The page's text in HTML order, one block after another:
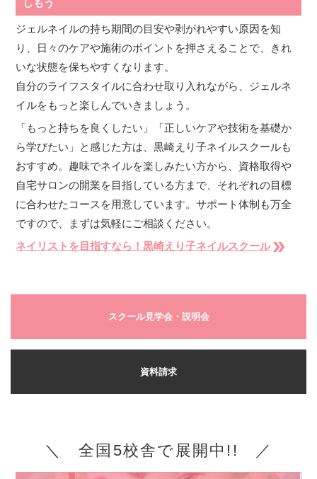
ジェルネイルの持ち期間の目安や剥がれやすい原因を知
り、日々のケアや施術のポイントを押さえることで、きれ
いな状態を保ちやすくなります。
自分のライフスタイルに合わせ取り入れながら、ジェルネ
イルをもっと楽しんでいきましょう。
「もっと持ちを良くしたい」「正しいケアや技術を基礎か
ら学びたい」と感じた方は、黒崎えり子ネイルスクールも
おすすめ。趣味でネイルを楽しみたい方から、資格取得や
自宅サロンの開業を目指している方まで、それぞれの目標
に合わせたコースを用意しています。サポート体制も万全
ですので、まずは気軽にご相談ください。
ネイリストを目指すなら！黒崎えり子ネイルスクールdouble_arrow
スクール見学会・説明会
資料請求
＼ 全国5校舎で展開中!! ／